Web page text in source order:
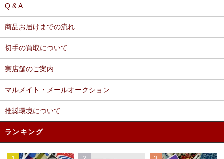
Q & A
商品お届けまでの流れ
切手の買取について
実店舗のご案内
マルメイト・メールオークション
推奨環境について
ランキング